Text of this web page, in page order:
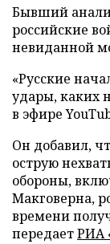
Бывший
российские
невиданной
«Русские
удары, каких
в эфире
Он добавил,
острую
обороны,
Макговерна,
времени
передаетРИА